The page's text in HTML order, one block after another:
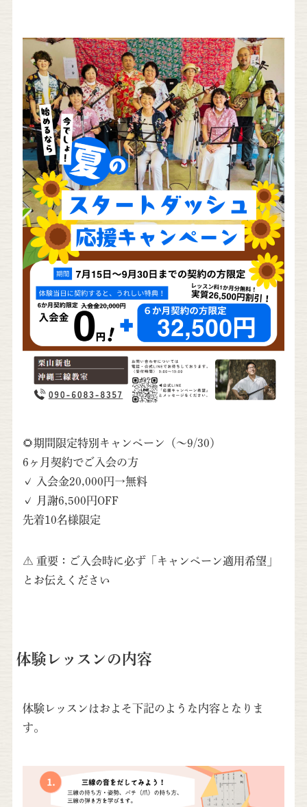
🌻期間限定特別キャンペーン（〜9/30）
6ヶ月契約でご入会の方
✓ 入会金20,000円→無料
✓ 月謝6,500円OFF
先着10名様限定
⚠️ 重要：ご入会時に必ず「キャンペーン適用希望」
とお伝えください
体験レッスンの内容
体験レッスンはおよそ下記のような内容となりま
す。